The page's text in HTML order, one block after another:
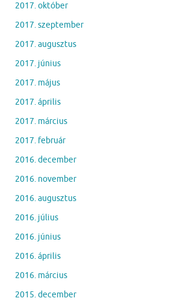
2017. október
2017. szeptember
2017. augusztus
2017. június
2017. május
2017. április
2017. március
2017. február
2016. december
2016. november
2016. augusztus
2016. július
2016. június
2016. április
2016. március
2015. december